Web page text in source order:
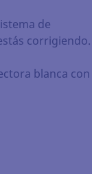
de
corrigiendo.
blanca con